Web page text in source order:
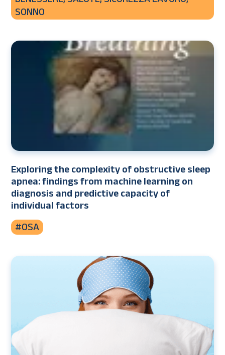
SONNO
Exploring the complexity of obstructive sleep
apnea: findings from machine learning on
diagnosis and predictive capacity of
individual factors
#OSA